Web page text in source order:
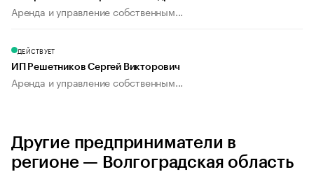
Аренда и управление собственным...
ДЕЙСТВУЕТ
ИП Решетников Сергей Викторович
Аренда и управление собственным...
Другие предприниматели в
регионе — Волгоградская область